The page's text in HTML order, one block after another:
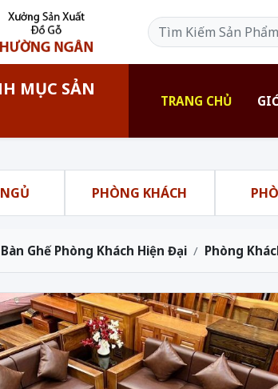
MỤC SẢN
TRANG CHỦ
PHÒNG KHÁCH
Bàn Ghế Phòng Khách Hiện Đại Phòng